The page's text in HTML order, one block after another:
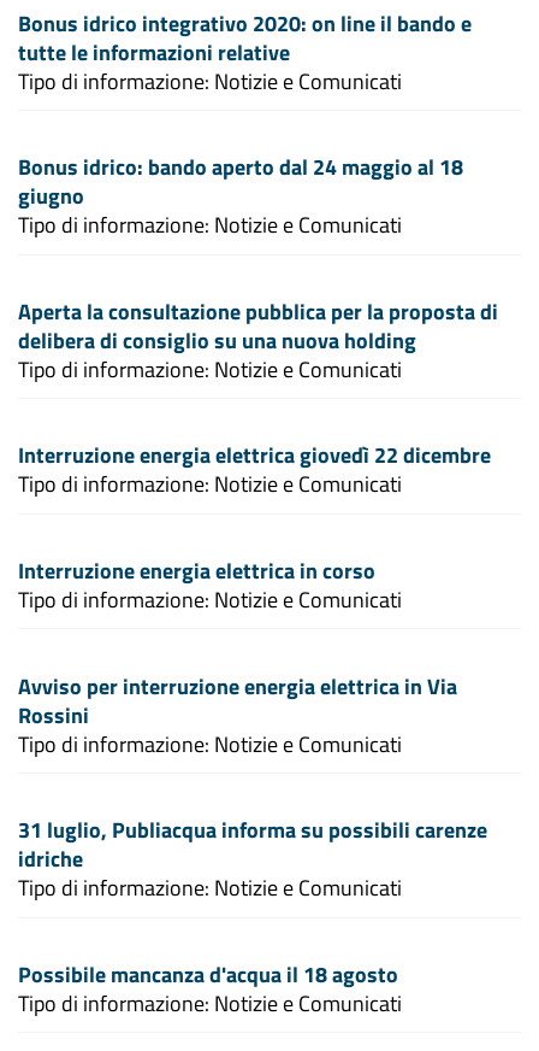
Bonus idrico integrativo 2020: on line il bando e
tutte le informazioni relative
Tipo di informazione: Notizie e Comunicati
Bonus idrico: bando aperto dal 24 maggio al 18
giugno
Tipo di informazione: Notizie e Comunicati
Aperta la consultazione pubblica per la proposta di
delibera di consiglio su una nuova holding
Tipo di informazione: Notizie e Comunicati
Interruzione energia elettrica giovedì 22 dicembre
Tipo di informazione: Notizie e Comunicati
Interruzione energia elettrica in corso
Tipo di informazione: Notizie e Comunicati
Avviso per interruzione energia elettrica in Via
Rossini
Tipo di informazione: Notizie e Comunicati
31 luglio, Publiacqua informa su possibili carenze
idriche
Tipo di informazione: Notizie e Comunicati
Possibile mancanza d'acqua il 18 agosto
Tipo di informazione: Notizie e Comunicati